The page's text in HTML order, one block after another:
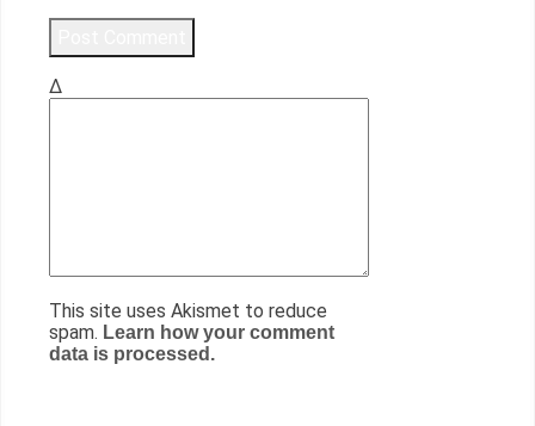
Δ
This site uses Akismet to reduce
spam. Learn how your comment
data is processed.